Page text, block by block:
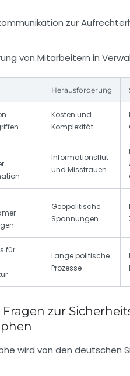
zur
von Mitarbeitern in
Herausforderung
Kosten und
Komplexität
Informationsflut
und Misstrauen
Geopolitische
Spannungen
für
Lange politische
Prozesse
Fragen zur
wird von den deutschen